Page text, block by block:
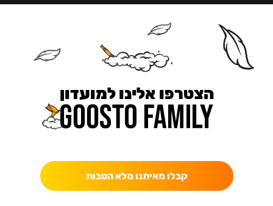
הצטרפו אלינו למועדון
קבלו מאיתנו מלא הטבות